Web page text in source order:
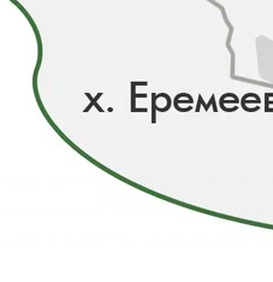
до 4-6 м. Крона
растениях
Соцветие небольшое